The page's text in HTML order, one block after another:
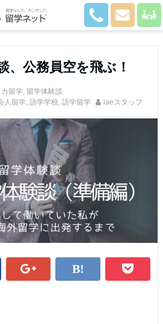
、公務員空を飛ぶ！
留学, 留学体験談
人留学, 語学学校, 語学留学 iaeスタッフ